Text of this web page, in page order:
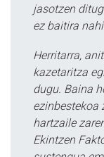
jasotzen
ez baitira
Herritarra,
kazetaritza
dugu. Baina
ezinbestekoa
hartzaile
Ekintzen